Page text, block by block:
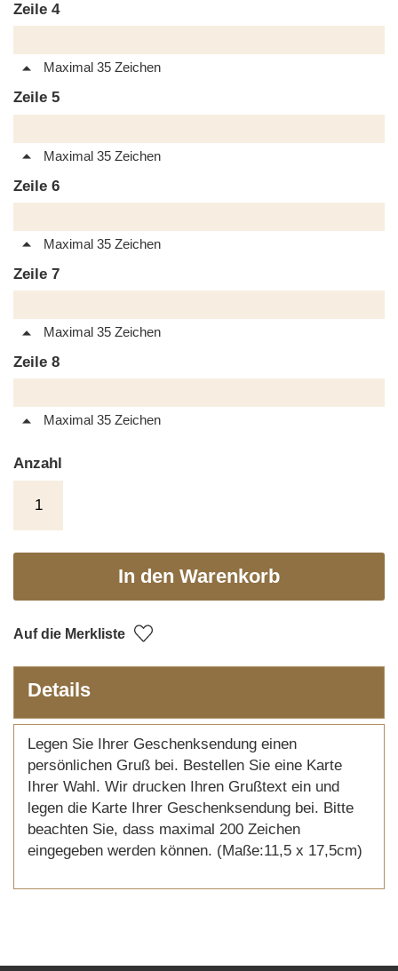
Zeile 4
Maximal 35 Zeichen
Zeile 5
Maximal 35 Zeichen
Zeile 6
Maximal 35 Zeichen
Zeile 7
Maximal 35 Zeichen
Zeile 8
Maximal 35 Zeichen
Anzahl
In den Warenkorb
Auf die Merkliste
Details
Legen Sie Ihrer Geschenksendung einen
persönlichen Gruß bei. Bestellen Sie eine Karte
Ihrer Wahl. Wir drucken Ihren Grußtext ein und
legen die Karte Ihrer Geschenksendung bei. Bitte
beachten Sie, dass maximal 200 Zeichen
eingegeben werden können. (Maße:11,5 x 17,5cm)